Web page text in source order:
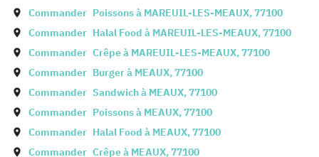
Commander Poissons à MAREUIL-LES-MEAUX,77100
Commander Halal Food à MAREUIL-LES-MEAUX,77100
Commander Crêpe à MAREUIL-LES-MEAUX,77100
Commander Burger à MEAUX,77100
Commander Sandwich à MEAUX,77100
Commander Poissons à MEAUX,77100
Commander Halal Food à MEAUX,77100
Commander Crêpe à MEAUX,77100